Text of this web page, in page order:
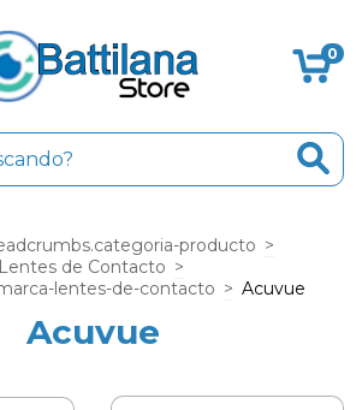
0
producto >
Lentes de Contacto >
lentes-de-contacto > Acuvue
Acuvue